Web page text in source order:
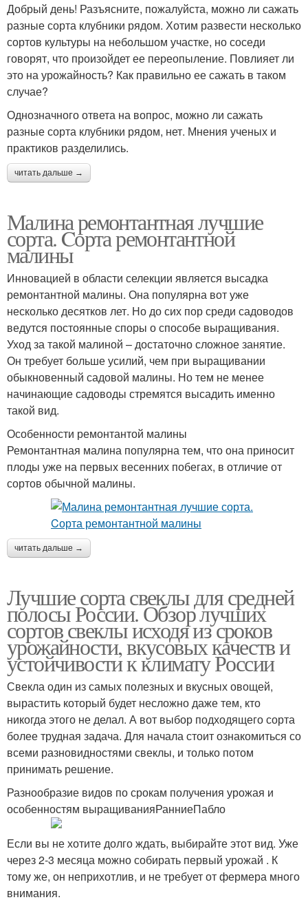
Добрый день! Разъясните, пожалуйста, можно ли сажать
разные сорта клубники рядом. Хотим развести несколько
сортов культуры на небольшом участке, но соседи
говорят, что произойдет ее переопыление. Повлияет ли
это на урожайность? Как правильно ее сажать в таком
случае?
Однозначного ответа на вопрос, можно ли сажать
разные сорта клубники рядом, нет. Мнения ученых и
практиков разделились.
читать дальше →
Малина ремонтантная лучшие
сорта. Cорта ремонтантной
малины
Инновацией в области селекции является высадка
ремонтантной малины. Она популярна вот уже
несколько десятков лет. Но до сих пор среди садоводов
ведутся постоянные споры о способе выращивания.
Уход за такой малиной – достаточно сложное занятие.
Он требует больше усилий, чем при выращивании
обыкновенный садовой малины. Но тем не менее
начинающие садоводы стремятся высадить именно
такой вид.
Особенности ремонтантой малины
Ремонтантная малина популярна тем, что она приносит
плоды уже на первых весенних побегах, в отличие от
сортов обычной малины.
читать дальше →
Лучшие сорта свеклы для средней
полосы России. Обзор лучших
сортов свеклы исходя из сроков
урожайности, вкусовых качеств и
устойчивости к климату России
Свекла один из самых полезных и вкусных овощей,
вырастить который будет несложно даже тем, кто
никогда этого не делал. А вот выбор подходящего сорта
более трудная задача. Для начала стоит ознакомиться со
всеми разновидностями свеклы, и только потом
принимать решение.
Разнообразие видов по срокам получения урожая и
особенностям выращиванияРанниеПабло
Если вы не хотите долго ждать, выбирайте этот вид. Уже
через 2-3 месяца можно собирать первый урожай . К
тому же, он неприхотлив, и не требует от фермера много
внимания.